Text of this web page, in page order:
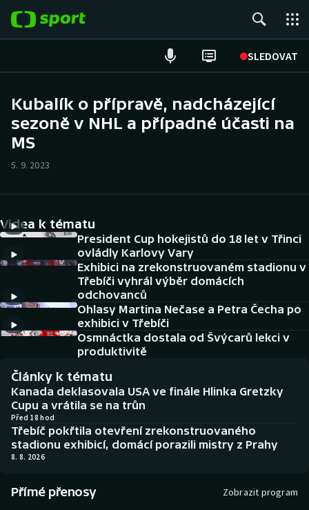
SLEDOVAT
Hokej
Cyklistika
DALŠÍ SPORTY
Americký fotbal
Baseball a softbal
Biatlon
Boby a skeleton
Box
Curling
NEPŘEHLÉDNĚTE
Historické návraty
Aplikace ČT sport
AZ kvíz
Kubalík o přípravě, nadcházející
sezoně v NHL a případné účasti na
MS
5. 9. 2023
Videa k tématu
President Cup hokejistů do 18 let v Třinci
ovládly Karlovy Vary
Exhibici na zrekonstruovaném stadionu v
Třebíči vyhrál výběr domácích
odchovanců
Ohlasy Martina Nečase a Petra Čecha po
exhibici v Třebíči
Osmnáctka dostala od Švýcarů lekci v
produktivitě
Články k tématu
Kanada deklasovala USA ve finále Hlinka Gretzky
Cupu a vrátila se na trůn
Před 18 hod
Třebíč pokřtila otevření zrekonstruovaného
stadionu exhibicí, domácí porazili mistry z Prahy
8. 8. 2026
Přímé přenosy Zobrazit program